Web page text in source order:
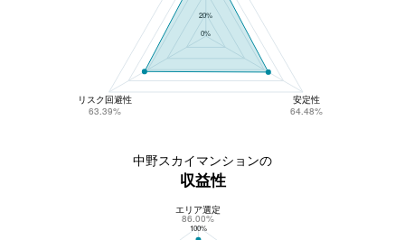
20%
0%
リスク回避性
63.39%
安定性
64.48%
中野スカイマンションの
収益性
中野スカイマンションの収益性
100%
エリア選定
86.00%